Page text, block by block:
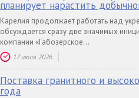
планирует нарастить
Карелия продолжает работать над
обсуждается сразу две значимых
компании «Габозерское...
17 июля 2026
Поставка гранитного и
года